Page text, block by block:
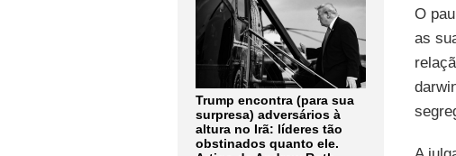
Trump encontra (para sua
surpresa) adversários à
altura no Irã: líderes tão
obstinados quanto ele.
O
as